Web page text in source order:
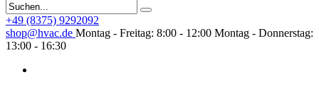
+49 (8375) 9292092
shop@hvac.de Montag - Freitag: 8:00 - 12:00 Montag - Donnerstag:
13:00 - 16:30